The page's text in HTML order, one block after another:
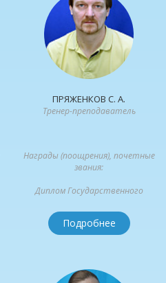
ПРЯЖЕНКОВ С. А.
Тренер-преподаватель
Награды (поощрения), почетные
звания:
Диплом Государственного
творчества...
Подробнее